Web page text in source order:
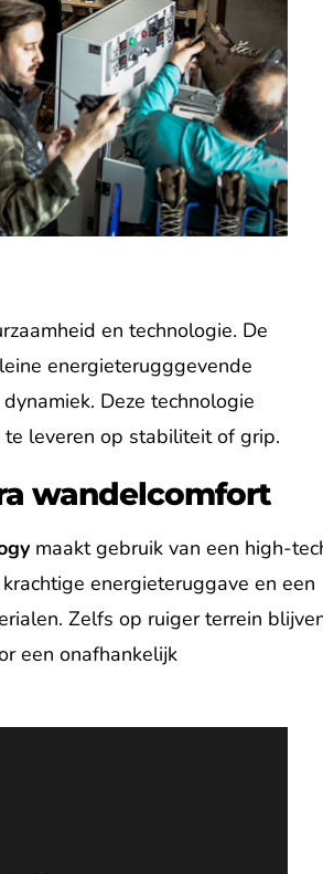
en technologie. De
energieterugggevende
Deze technologie
leveren op stabiliteit of grip.
wandelcomfort
maakt gebruik van een high-
energieteruggave en een
Zelfs op ruiger terrein
een onafhankelijk